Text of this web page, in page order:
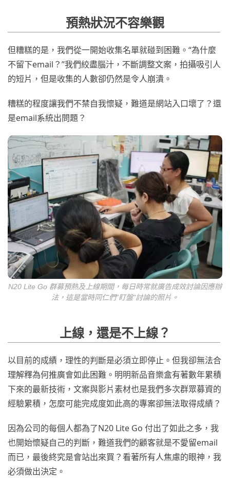
預熱狀況不容樂觀
但糟糕的是，我們從一開始收集名單就碰到困難。“為什麼
不留下email？”我們絞盡腦汁，不斷調整文案，拍攝吸引人
的短片，但是收集的人數卻仍然是令人崩潰。
糟糕的程度讓我們不禁自我懷疑，難道是網站入口壞了？還
是email系統出問題？
N20 Lite Go 群募預熱及上線期間，每日時常就廣告成效討論因應辦
法，這是當時同仁們”盯盤"討論的照片。
上線，還是不上線？
以目前的成績，理性的判斷是必須立即停止。但我卻無法合
理解釋為何推廣會如此困難。明明新品音樂盒有著數年累積
下來的最新技術，文案與影片素材也是我們多次群眾募資的
經驗累積，怎麼可能完成度如此高的專案卻無法取得成績？
因為公司的每個人都為了N20 Lite Go 付出了如此之多，我
也開始懷疑自己的判斷，難道我們的顧客就是不愛留email
而已，最後終究是會站出來買？看著所有人焦慮的眼神，我
必須做出決定。